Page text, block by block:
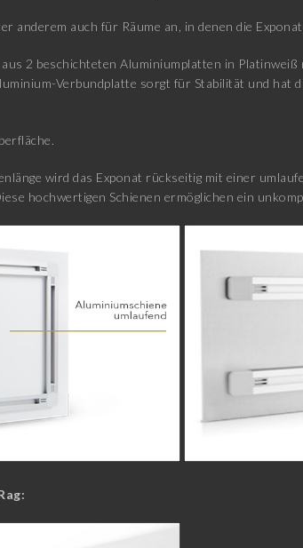
anderem auch für Räume an, in denen die
2 beschichteten Aluminiumplatten in
Verbundplatte sorgt für Stabilität und hat
wird das Exponat rückseitig mit einer
hochwertigen Schienen ermöglichen ein